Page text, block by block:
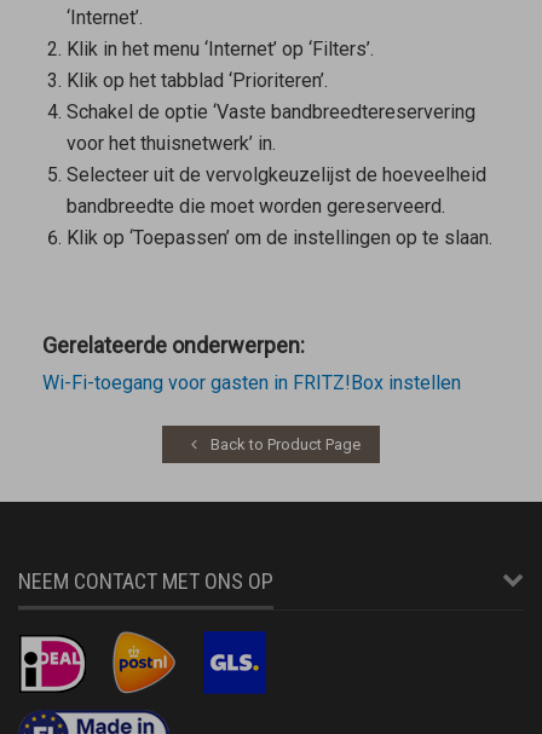
‘Internet’.
Klik in het menu ‘Internet’ op ‘Filters’.
Klik op het tabblad ‘Prioriteren’.
Schakel de optie ‘Vaste bandbreedtereservering
voor het thuisnetwerk’ in.
Selecteer uit de vervolgkeuzelijst de hoeveelheid
bandbreedte die moet worden gereserveerd.
Klik op ‘Toepassen’ om de instellingen op te slaan.
Gerelateerde onderwerpen:
Wi-Fi-toegang voor gasten in FRITZ!Box instellen
Back to Product Page
NEEM CONTACT MET ONS OP